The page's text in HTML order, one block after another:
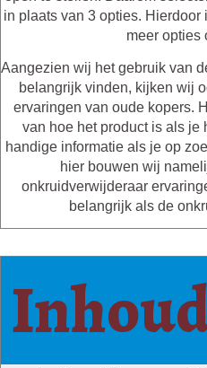
in plaats van 3 opties. Hierdoor
meer opties
Aangezien wij het gebruik van
belangrijk vinden, kijken wij
ervaringen van oude kopers.
van hoe het product is als je
handige informatie als je op
hier bouwen wij
onkruidverwijderaar
belangrijk als de